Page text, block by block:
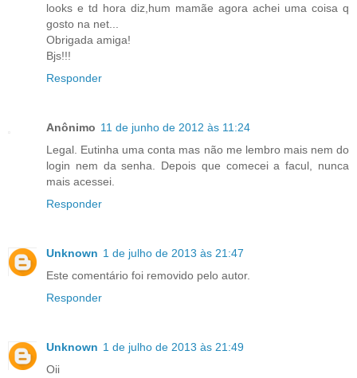
looks e td hora diz,hum mamãe agora achei uma coisa q
gosto na net...
Obrigada amiga!
Bjs!!!
Responder
Anônimo 11 de junho de 2012 às 11:24
Legal. Eutinha uma conta mas não me lembro mais nem do
login nem da senha. Depois que comecei a facul, nunca
mais acessei.
Responder
Unknown 1 de julho de 2013 às 21:47
Este comentário foi removido pelo autor.
Responder
Unknown 1 de julho de 2013 às 21:49
Oii